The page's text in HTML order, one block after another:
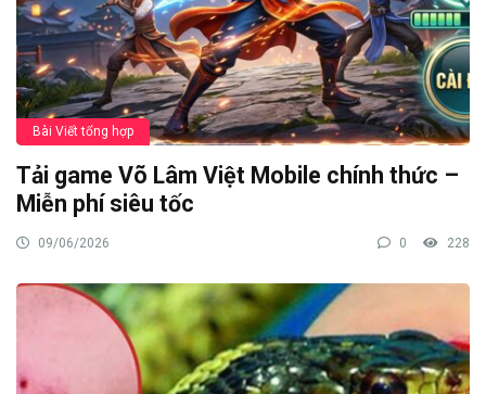
Bài Viết tổng hợp
Tải game Võ Lâm Việt Mobile chính thức –
Miễn phí siêu tốc
09/06/2026 0 228